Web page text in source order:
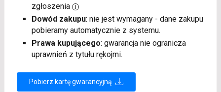
zgłoszenia
Dowód zakupu: nie jest wymagany - dane zakupu
pobieramy automatycznie z systemu.
Prawa kupującego: gwarancja nie ogranicza
uprawnień z tytułu rękojmi.
Pobierz kartę gwarancyjną